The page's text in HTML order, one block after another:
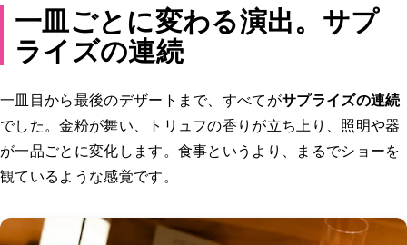
一皿ごとに変わる演出。サプ
ライズの連続
一皿目から最後のデザートまで、すべてがサプライズの連続
でした。金粉が舞い、トリュフの香りが立ち上り、照明や器
が一品ごとに変化します。食事というより、まるでショーを
観ているような感覚です。